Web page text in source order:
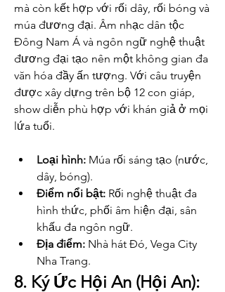
mà còn kết hợp với rối dây, rối bóng và
múa đương đại. Âm nhạc dân tộc
Đông Nam Á và ngôn ngữ nghệ thuật
đương đại tạo nên một không gian đa
văn hóa đầy ấn tượng. Với câu truyện
được xây dựng trên bộ 12 con giáp,
show diễn phù hợp với khán giả ở mọi
lứa tuổi.
Loại hình: Múa rối sáng tạo (nước,
dây, bóng).
Điểm nổi bật: Rối nghệ thuật đa
hình thức, phối âm hiện đại, sân
khấu đa ngôn ngữ.
Địa điểm: Nhà hát Đó, Vega City
Nha Trang.
8. Ký Ức Hội An (Hội An):